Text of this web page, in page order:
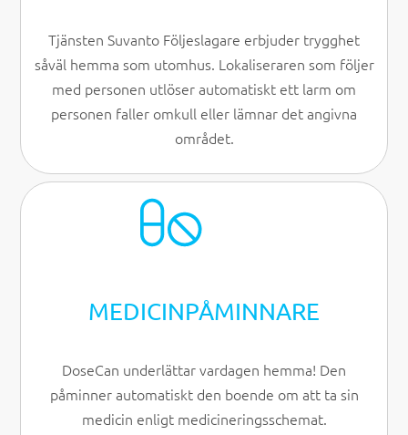
Tjänsten Suvanto Följeslagare erbjuder trygghet
såväl hemma som utomhus. Lokaliseraren som följer
med personen utlöser automatiskt ett larm om
personen faller omkull eller lämnar det angivna
området.
MEDICIN­PÅMINNARE
DoseCan underlättar vardagen hemma! Den
påminner automatiskt den boende om att ta sin
medicin enligt medicineringsschemat.